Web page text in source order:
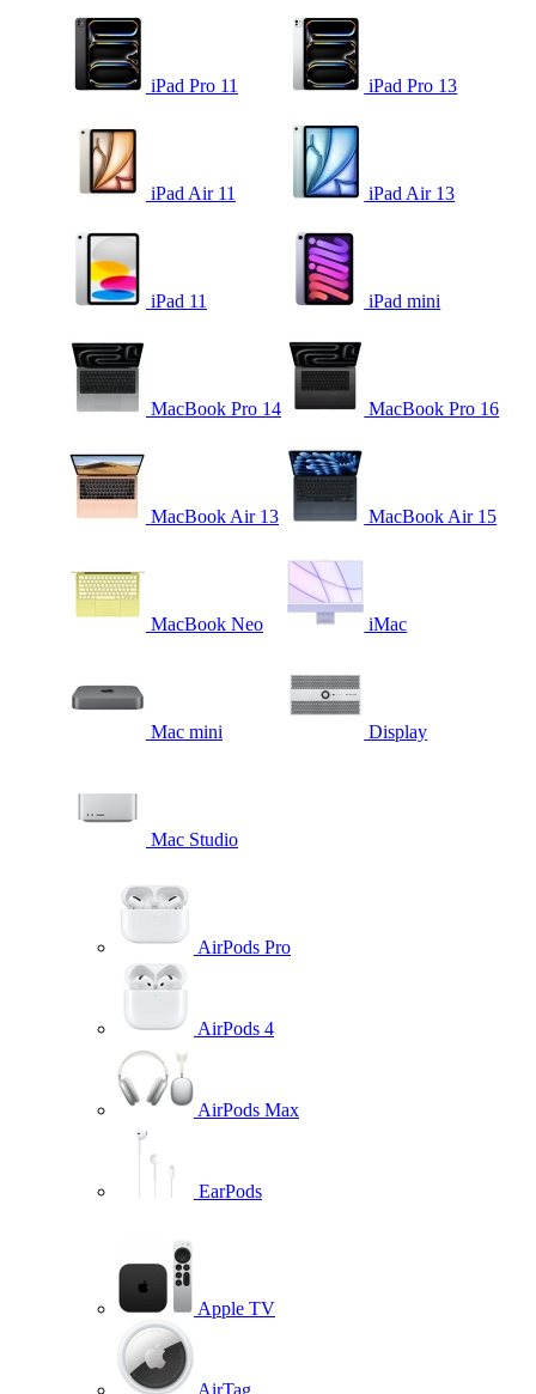
iPad Pro 11 iPad Pro 13
iPad Air 11 iPad Air 13
iPad 11 iPad mini
MacBook Pro 14 MacBook Pro 16
MacBook Air 13 MacBook Air 15
MacBook Neo iMac
Mac mini Display
Mac Studio
AirPods Pro
AirPods 4
AirPods Max
EarPods
Apple TV